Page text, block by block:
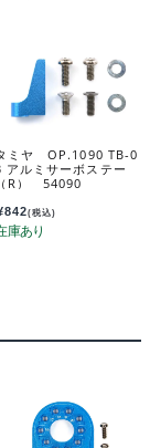
ミヤ OP.1090 TB-0
アルミサーボステー
（R） 54090
842(税込)